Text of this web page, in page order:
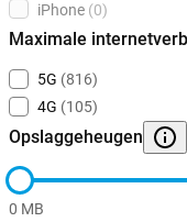
iPhone (0)
Maximale
5G (816)
4G (105)
Opslaggeheugen
0 MB